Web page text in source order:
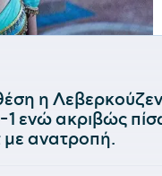
η
1 ενώ ακριβώς
με ανατροπή.